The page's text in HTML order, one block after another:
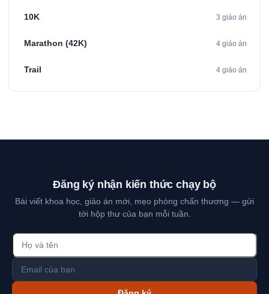
10K 3 giáo án
Marathon (42K) 4 giáo án
Trail 4 giáo án
Đăng ký nhận kiến thức chạy bộ
Bài viết khoa học, giáo án mới, mẹo phòng chấn thương — gửi
tới hộp thư của bạn mỗi tuần.